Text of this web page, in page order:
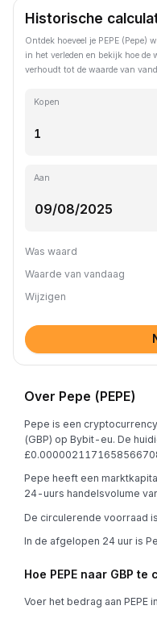
Historische
Ontdek hoeveel je PEPE (Pepe)
in het verleden en bekijk hoe de
verhoudt tot de waarde van
Kopen
Aan
Was waard
Waarde van vandaag
Wijzigen
Over Pepe (PEPE)
Pepe is een
(GBP) op Bybit-eu. De
Pepe heeft een
24-uurs handelsvolume
De circulerende voorraad
In de afgelopen 24 uur is
Hoe PEPE naar GBP
Voer het bedrag aan PEPE